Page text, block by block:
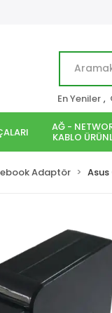
En Yeniler ,
AĞ -
KABLO
Adaptör